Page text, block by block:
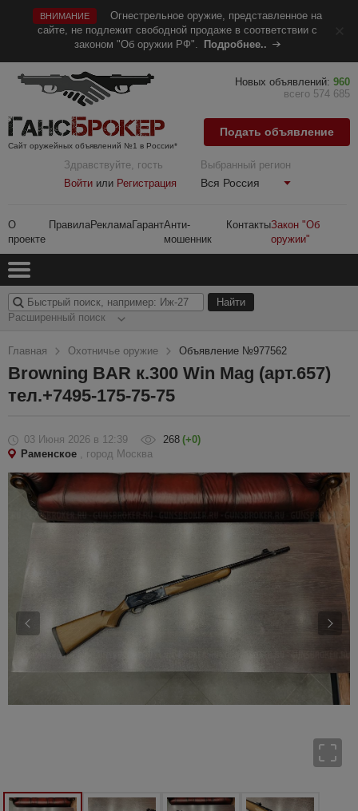
ВНИМАНИЕ
Огнестрельное оружие, представленное на
сайте, не подлежит свободной продаже в соответствии с
законом "Об оружии РФ".
Подробнее..
Сайт оружейных объявлений №1 в России*
Здравствуйте, гость
Войти или Регистрация
Выбранный регион
Вся Россия
О
проекте
ПравилаРекламаГарантАнти-
мошенник
КонтактыЗакон "Об
оружии"
Новых объявлений: 960
всего 574 685
Подать объявление
Расширенный поиск
Главная Охотничье оружие Объявление №977562
Browning BAR к.300 Win Mag (арт.657)
тел.+7495-175-75-75
03 Июня 2026 в 12:39 268 (+0)
Раменское , город Москва